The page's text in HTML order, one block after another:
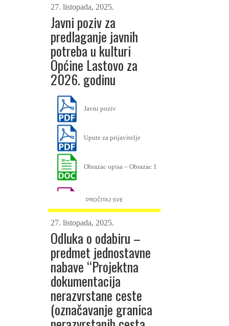
27. listopada, 2025.
Javni poziv za
predlaganje javnih
potreba u kulturi
Općine Lastovo za
2026. godinu
Javni poziv
Upute za prijavitelje
Obrazac opisa – Obrazac 1
Obrazac Proračuna –
Izjava-Obrazac-3
Obrazac Izvješća o
realizaciji
programa_projekta –
Obrazac 4
PROR-POT
PROČITAJ SVE
27. listopada, 2025.
Odluka o odabiru –
predmet jednostavne
nabave “Projektna
dokumentacija
nerazvrstane ceste
(označavanje granica